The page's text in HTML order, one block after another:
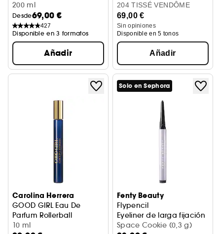
200 ml
Desde69,00 €
427
Disponible en 3 formatos
Añadir
204 TISSÉ VENDÔME
69,00 €
Sin opiniones
Disponible en 5 tonos
Añadir
Carolina Herrera
GOOD GIRL Eau De
Parfum Rollerball
Formato Viaje
10 ml
Solo en Sephora
Fenty Beauty
Flypencil
Eyeliner de larga fijación
Space Cookie (0,3 g)